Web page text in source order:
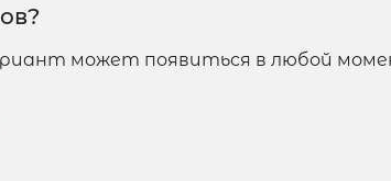
может появиться в любой